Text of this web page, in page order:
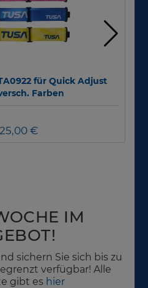
für Quick Adjust
Farben
€
IM
sichern Sie sich bis zu
verfügbar! Alle
gibt es hier